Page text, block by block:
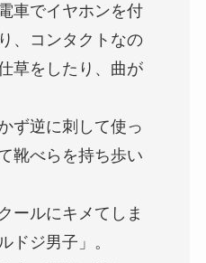
車でイヤホンを付
、コンタクトなの
草をしたり、曲が
ず逆に刺して使っ
靴べらを持ち歩い
ールにキメてしま
ドジ男子」。